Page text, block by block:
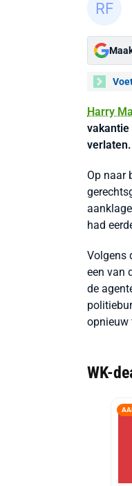
Harry
vakantie
verlaten.
Op naar
had
Volgens
een van
de
opnieuw
WK-